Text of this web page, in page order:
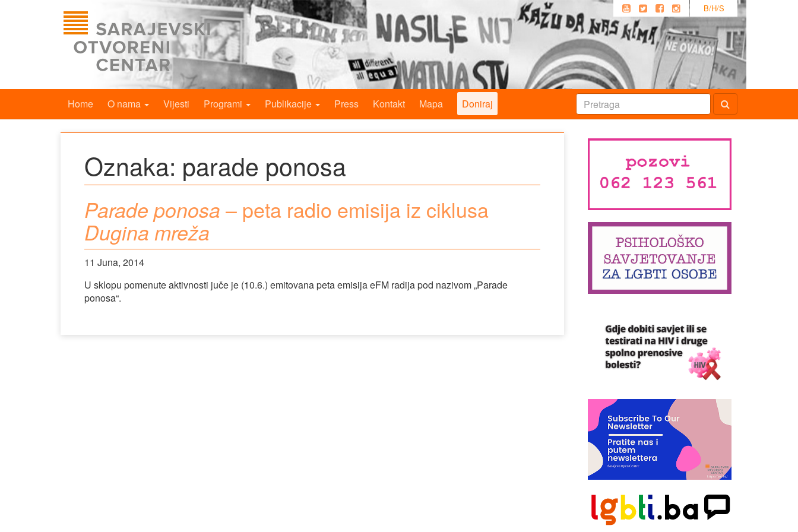
B/H/S
Home O nama Vijesti Programi Publikacije Press Kontakt Mapa Doniraj
Oznaka: parade ponosa
Parade ponosa – peta radio emisija iz ciklusa
Dugina mreža
11 Juna, 2014
U sklopu pomenute aktivnosti juče je (10.6.) emitovana peta emisija eFM radija pod nazivom „Parade
ponosa“.